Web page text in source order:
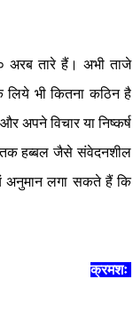
अरब तारे हैं। अभी ताजे
लिये भी कितना कठिन है
अपने विचार या निष्कर्ष
तक हब्बल जैसे संवेदनशील
लगा सकते हैं कि
क्रमशः